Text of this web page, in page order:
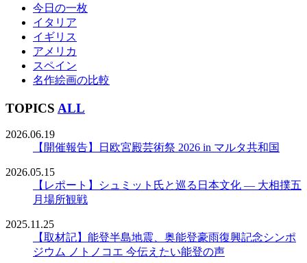
今日の一枚
イタリア
イギリス
アメリカ
スペイン
名作絵画の比較
TOPICS ALL
2026.06.19
【開催報告】日欧宮殿芸術祭 2026 in マルタ共和国
2026.05.15
【レポート】シュミット氏と巡る日本文化 ― 大相撲五
月場所観戦
2025.11.25
【取材記】能登半島地震、奥能登豪雨復興記念シンポ
ジウム ノトノコエ 今伝えたい能登の声